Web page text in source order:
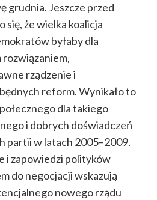
grudnia. Jeszcze przed
się, że wielka koalicja
byłaby dla
rozwiązaniem,
rządzenie i
reform. Wynikało to
dla takiego
i dobrych doświadczeń
partii w latach 2005–2009.
i zapowiedzi polityków
do negocjacji wskazują
nowego rządu